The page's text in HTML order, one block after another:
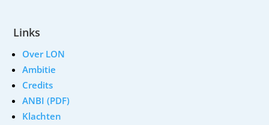
Links
Over LON
Ambitie
Credits
ANBI (PDF)
Klachten